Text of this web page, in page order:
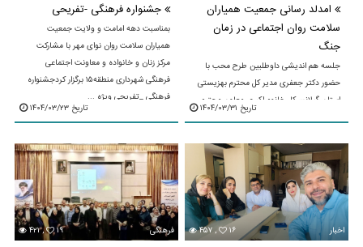
امدلد رسانی جمعیت همیاران
سلامت روان اجتماعی در زمان
جنگ
جلسه هم اندیشی داوطلبین طرح محب با
حضور دکتر جعفری مدیر کل محترم بهزیستی
استان گیلانسرکار خانوم اکبری معاون محترم
سلامت اجتماعی بهزیستی استان گیلانسرکار
تاریخ ۱۴۰۴/۰۳/۳۱
جشنواره فرهنگی -تفریحی
بمناسبت دهه امامت و ولایت جمعیت
همیاران سلامت روان نوای مهر با مشارکت
مرکز زنان و خانواده و معاونت اجتماعی
فرهنگی شهرداری منطقه۱۵ برگزار کردجشنواره
فرهنگی _تفریحی ویژه ...
تاریخ ۱۴۰۴/۰۳/۲۳
۴۵۷ , ۱۶ اخبار ۴۲۱ , ۱۹ فرهنگی